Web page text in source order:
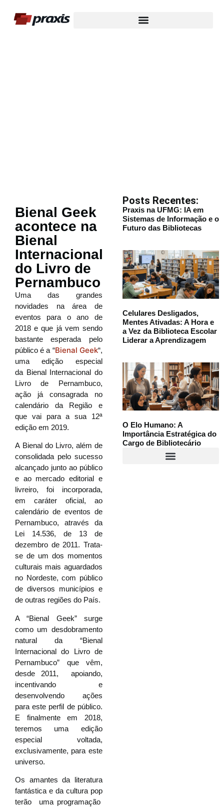
Bienal Geek
acontece na
Bienal
Internacional
do Livro de
Pernambuco
Uma das grandes
novidades na área de
eventos para o ano de
2018 e que já vem sendo
bastante esperada pelo
público é a “Bienal Geek“,
uma edição especial
da Bienal Internacional do
Livro de Pernambuco,
ação já consagrada no
calendário da Região e
que vai para a sua 12ª
edição em 2019.
A Bienal do Livro, além de
consolidada pelo sucesso
alcançado junto ao público
e ao mercado editorial e
livreiro, foi incorporada,
em caráter oficial, ao
calendário de eventos de
Pernambuco, através da
Lei 14.536, de 13 de
dezembro de 2011. Trata-
se de um dos momentos
culturais mais aguardados
no Nordeste, com público
de diversos municípios e
de outras regiões do País.
A “Bienal Geek” surge
como um desdobramento
natural da “Bienal
Internacional do Livro de
Pernambuco”
que vêm,
desde 2011, apoiando,
incentivando e
desenvolvendo ações
para este perfil de público.
E finalmente em 2018,
teremos uma edição
especial voltada,
exclusivamente, para este
universo.
Os amantes da literatura
fantástica e da cultura pop
terão uma programação
Posts Recentes:
Praxis na UFMG: IA em
Sistemas de Informação e o
Futuro das Bibliotecas
Celulares Desligados,
Mentes Ativadas: A Hora e
a Vez da Biblioteca Escolar
Liderar a Aprendizagem
O Elo Humano: A
Importância Estratégica do
Cargo de Bibliotecário